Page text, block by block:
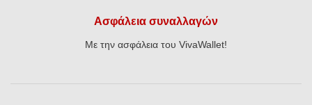
Ασφάλεια συναλλαγών
Με την ασφάλεια του VivaWallet!